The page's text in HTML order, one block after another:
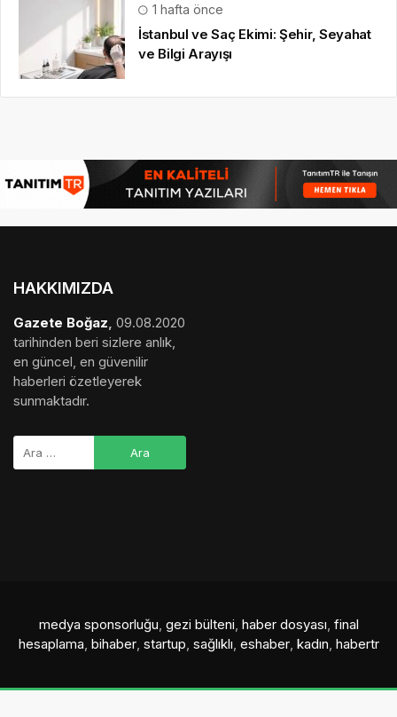
1 hafta önce
İstanbul ve Saç Ekimi: Şehir, Seyahat
ve Bilgi Arayışı
HAKKIMIZDA
Gazete Boğaz, 09.08.2020
tarihinden beri sizlere anlık,
en güncel, en güvenilir
haberleri özetleyerek
sunmaktadır.
medya sponsorluğu, gezi bülteni, haber dosyası, final
hesaplama, bihaber, startup, sağlıklı, eshaber, kadın, habertr